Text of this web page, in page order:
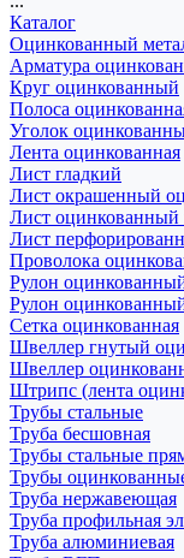
Каталог
Оцинкованный
Арматура
Круг оцинкованный
Полоса
Уголок
Лента оцинкованная
Лист гладкий
Лист окрашенный
Лист оцинкованный
Лист
Проволока
Рулон
Рулон
Сетка оцинкованная
Швеллер гнутый
Швеллер
Штрипс (лента
Трубы стальные
Труба бесшовная
Трубы стальные
Трубы
Труба нержавеющая
Труба профильная
Труба алюминиевая